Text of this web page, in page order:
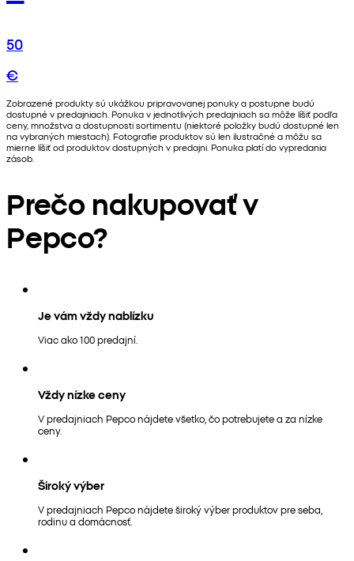
50
€
Zobrazené produkty sú ukážkou pripravovanej ponuky a postupne budú
dostupné v predajniach. Ponuka v jednotlivých predajniach sa môže líšiť podľa
ceny, množstva a dostupnosti sortimentu (niektoré položky budú dostupné len
na vybraných miestach). Fotografie produktov sú len ilustračné a môžu sa
mierne líšiť od produktov dostupných v predajni. Ponuka platí do vypredania
zásob.
Prečo nakupovať v
Pepco?
Je vám vždy nablízku
Viac ako 100 predajní.
Vždy nízke ceny
V predajniach Pepco nájdete všetko, čo potrebujete a za nízke
ceny.
Široký výber
V predajniach Pepco nájdete široký výber produktov pre seba,
rodinu a domácnosť.